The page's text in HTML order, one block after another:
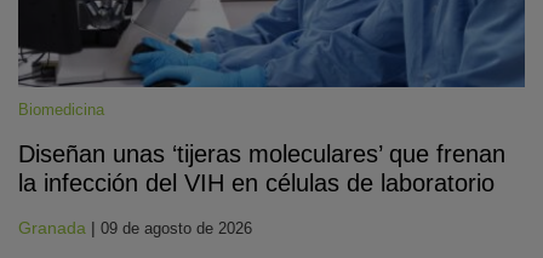
Biomedicina
Diseñan unas ‘tijeras moleculares’ que frenan
la infección del VIH en células de laboratorio
Granada | 09 de agosto de 2026